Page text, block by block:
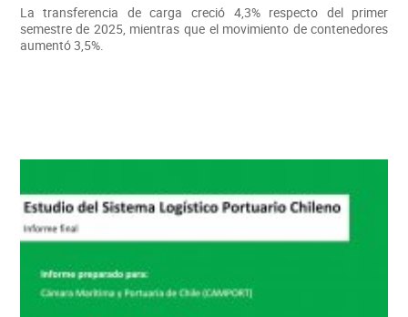
La transferencia de carga creció 4,3% respecto del primer
semestre de 2025, mientras que el movimiento de contenedores
aumentó 3,5%.